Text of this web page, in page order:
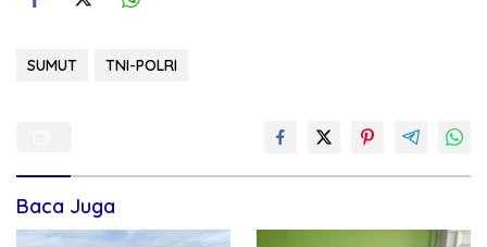
SUMUT TNI-POLRI
Baca Juga